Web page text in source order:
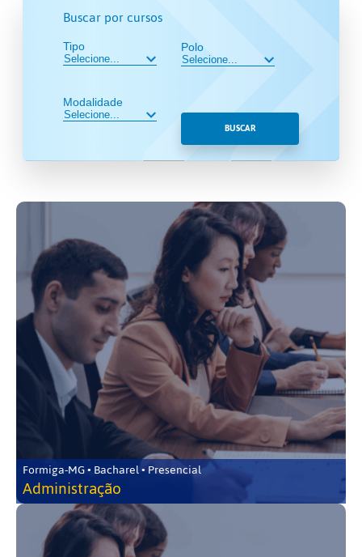
Buscar por cursos
Tipo
Modalidade
Polo
BUSCAR
Formiga-MG • Bacharel • Presencial
Administração